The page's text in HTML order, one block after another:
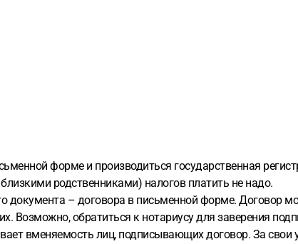
форме и производиться государственная
родственниками) налогов платить не надо.
документа – договора в письменной форме. Договор
Возможно, обратиться к нотариусу для заверения
вменяемость лиц, подписывающих договор. За свои